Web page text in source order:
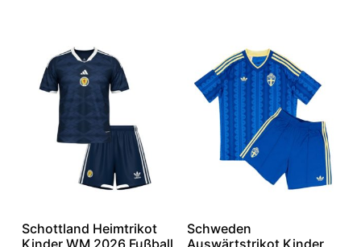
Schottland Heimtrikot
Schweden